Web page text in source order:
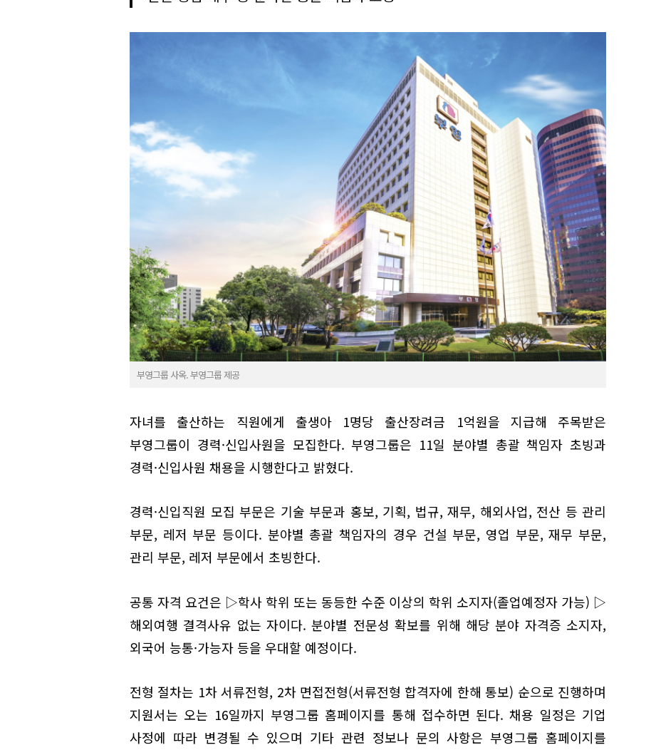
부영그룹 사옥. 부영그룹 제공
자녀를 출산하는 직원에게 출생아 1명당 출산장려금 1억원을 지급해 주목받은
부영그룹이 경력·신입사원을 모집한다. 부영그룹은 11일 분야별 총괄 책임자 초빙과
경력·신입사원 채용을 시행한다고 밝혔다.
경력·신입직원 모집 부문은 기술 부문과 홍보, 기획, 법규, 재무, 해외사업, 전산 등 관리
부문, 레저 부문 등이다. 분야별 총괄 책임자의 경우 건설 부문, 영업 부문, 재무 부문,
관리 부문, 레저 부문에서 초빙한다.
공통 자격 요건은 ▷학사 학위 또는 동등한 수준 이상의 학위 소지자(졸업예정자 가능) ▷
해외여행 결격사유 없는 자이다. 분야별 전문성 확보를 위해 해당 분야 자격증 소지자,
외국어 능통·가능자 등을 우대할 예정이다.
전형 절차는 1차 서류전형, 2차 면접전형(서류전형 합격자에 한해 통보) 순으로 진행하며
지원서는 오는 16일까지 부영그룹 홈페이지를 통해 접수하면 된다. 채용 일정은 기업
사정에 따라 변경될 수 있으며 기타 관련 정보나 문의 사항은 부영그룹 홈페이지를